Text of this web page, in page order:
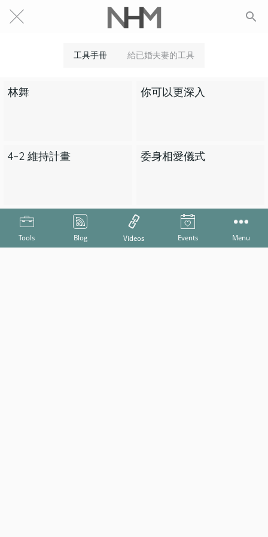
工具手冊 給已婚夫妻的工具
林舞 你可以更深入
4–2 維持計畫 委身相愛儀式
Tools Blog Videos Events Menu